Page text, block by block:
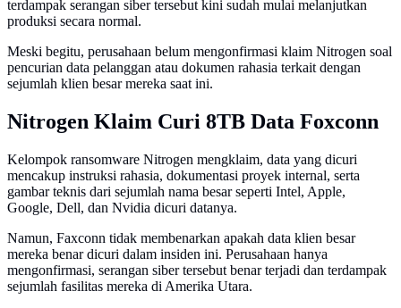
terdampak serangan siber tersebut kini sudah mulai melanjutkan
produksi secara normal.
Meski begitu, perusahaan belum mengonfirmasi klaim Nitrogen soal
pencurian data pelanggan atau dokumen rahasia terkait dengan
sejumlah klien besar mereka saat ini.
Nitrogen Klaim Curi 8TB Data Foxconn
Kelompok ransomware Nitrogen mengklaim, data yang dicuri
mencakup instruksi rahasia, dokumentasi proyek internal, serta
gambar teknis dari sejumlah nama besar seperti Intel, Apple,
Google, Dell, dan Nvidia dicuri datanya.
Namun, Faxconn tidak membenarkan apakah data klien besar
mereka benar dicuri dalam insiden ini. Perusahaan hanya
mengonfirmasi, serangan siber tersebut benar terjadi dan terdampak
sejumlah fasilitas mereka di Amerika Utara.